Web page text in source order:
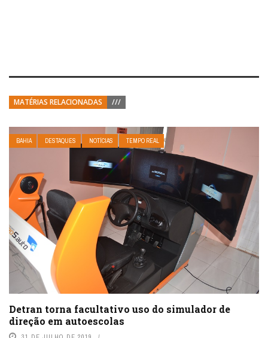
MATÉRIAS RELACIONADAS ///
BAHIA DESTAQUES NOTÍCIAS TEMPO REAL
Detran torna facultativo uso do simulador de
direção em autoescolas